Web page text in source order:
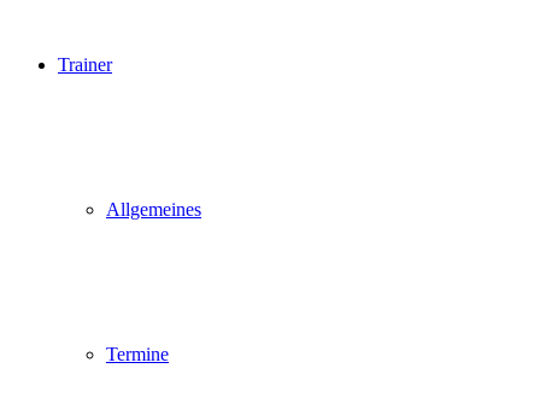
Trainer
Allgemeines
Termine